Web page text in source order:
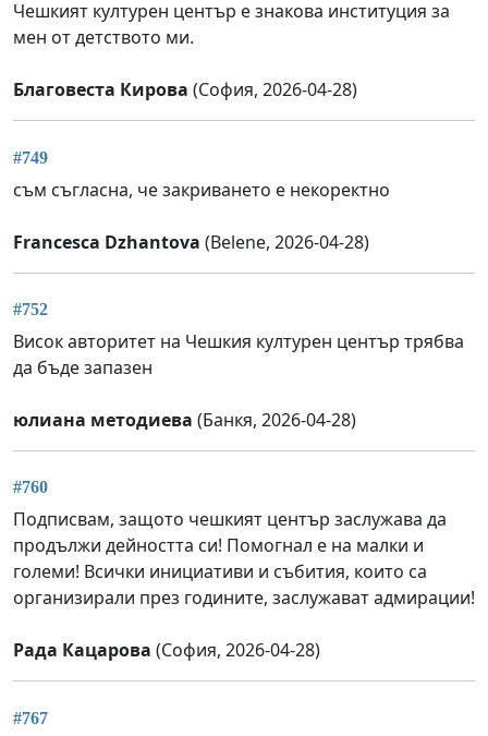
Чешкият културен център е знакова институция за
мен от детството ми.
Благовеста Кирова (София, 2026-04-28)
#749
съм съгласна, че закриването е некоректно
Francesca Dzhantova (Belene, 2026-04-28)
#752
Висок авторитет на Чешкия културен център трябва
да бъде запазен
юлиана методиева (Банкя, 2026-04-28)
#760
Подписвам, защото чешкият център заслужава да
продължи дейността си! Помогнал е на малки и
големи! Всички инициативи и събития, които са
организирали през годините, заслужават адмирации!
Рада Кацарова (София, 2026-04-28)
#767